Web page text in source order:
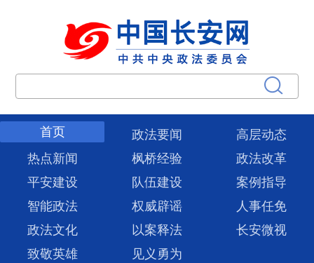
首页 政法要闻
高层动态
热点新闻
枫桥经验
政法改革
平安建设
队伍建设
案例指导
智能政法
权威辟谣
人事任免
政法文化
以案释法
长安微视
致敬英雄
见义勇为